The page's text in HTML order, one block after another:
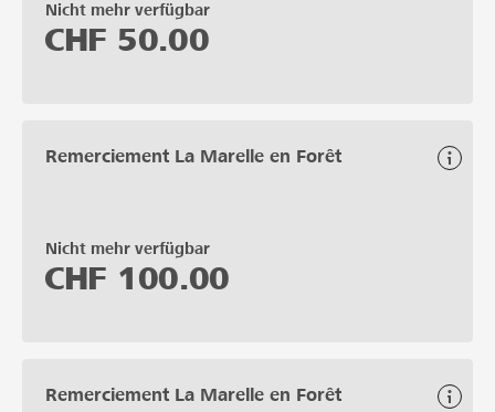
Nicht mehr verfügbar
CHF 50.00
Remerciement La Marelle en Forêt
Nicht mehr verfügbar
CHF 100.00
Remerciement La Marelle en Forêt